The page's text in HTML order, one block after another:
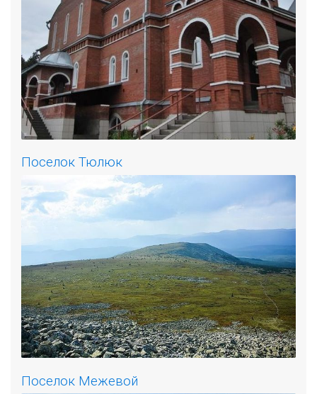
Поселок Тюлюк
Поселок Межевой